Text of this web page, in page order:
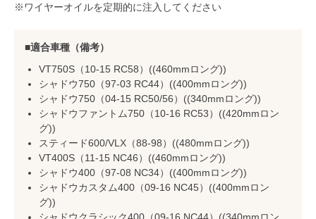
※ワイヤーオイルを定期的に注入してください
適合車種（備考）
VT750S（10-15 RC58）((460mmロング))
シャドウ750（97-03 RC44）((400mmロング))
シャドウ750（04-15 RC50/56）((340mmロング))
シャドウファントム750（10-16 RC53）((420mmロン
グ))
スティード600/VLX（88-98）((480mmロング))
VT400S（11-15 NC46）((460mmロング))
シャドウ400（97-08 NC34）((400mmロング))
シャドウカスタム400（09-16 NC45）((400mmロン
グ))
シャドウクラシック400（09-16 NC44）((340mmロン